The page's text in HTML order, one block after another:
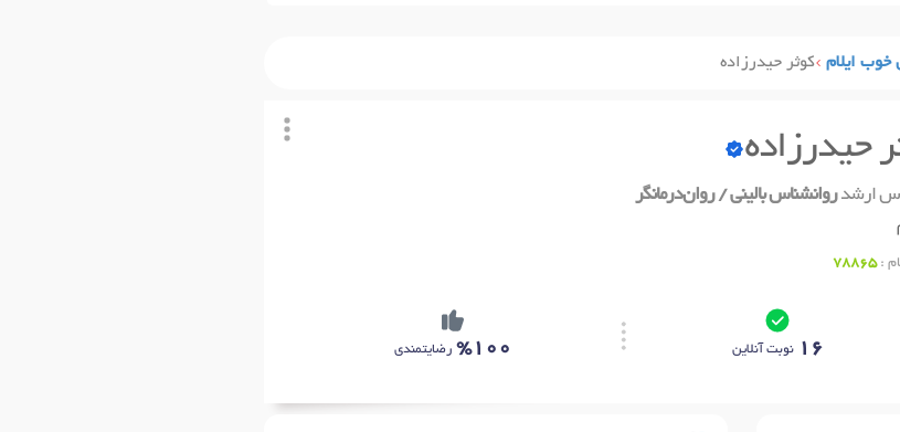
ایلام کوثر حیدرزاده
حیدرزاده
ارشدروانشناس بالینی / روان‌درمانگر
:
78865
16 نوبت آنلاین %100 رضایتمندی